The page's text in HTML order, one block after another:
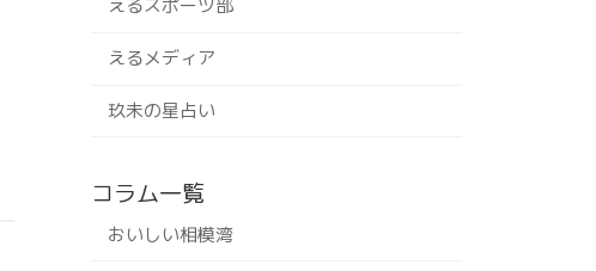
えるスポーツ部
えるメディア
玖未の星占い
コラム一覧
おいしい相模湾